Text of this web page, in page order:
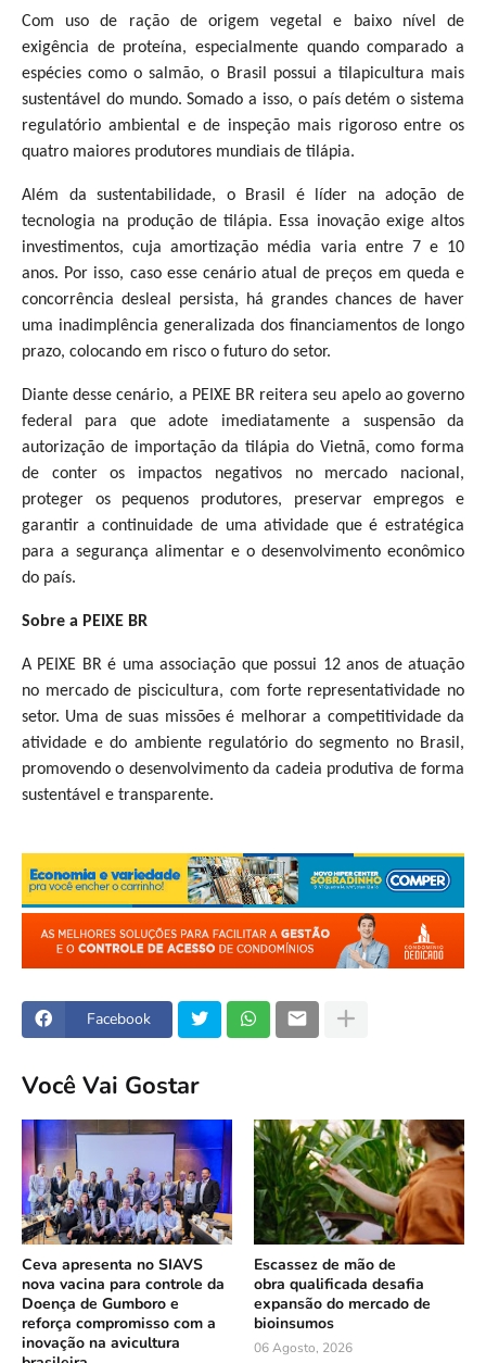
Com uso de ração de origem vegetal e baixo nível de
exigência de proteína, especialmente quando comparado a
espécies como o salmão, o Brasil possui a tilapicultura mais
sustentável do mundo. Somado a isso, o país detém o sistema
regulatório ambiental e de inspeção mais rigoroso entre os
quatro maiores produtores mundiais de tilápia.
Além da sustentabilidade, o Brasil é líder na adoção de
tecnologia na produção de tilápia. Essa inovação exige altos
investimentos, cuja amortização média varia entre 7 e 10
anos. Por isso, caso esse cenário atual de preços em queda e
concorrência desleal persista, há grandes chances de haver
uma inadimplência generalizada dos financiamentos de longo
prazo, colocando em risco o futuro do setor.
Diante desse cenário, a PEIXE BR reitera seu apelo ao governo
federal para que adote imediatamente a suspensão da
autorização de importação da tilápia do Vietnã, como forma
de conter os impactos negativos no mercado nacional,
proteger os pequenos produtores, preservar empregos e
garantir a continuidade de uma atividade que é estratégica
para a segurança alimentar e o desenvolvimento econômico
do país.
Sobre a PEIXE BR
A PEIXE BR é uma associação que possui 12 anos de atuação
no mercado de piscicultura, com forte representatividade no
setor. Uma de suas missões é melhorar a competitividade da
atividade e do ambiente regulatório do segmento no Brasil,
promovendo o desenvolvimento da cadeia produtiva de forma
sustentável e transparente.
Facebook
Você Vai Gostar
Ceva apresenta no SIAVS
nova vacina para controle da
Doença de Gumboro e
reforça compromisso com a
inovação na avicultura
Escassez de mão de
obra qualificada desafia
expansão do mercado de
bioinsumos
06 Agosto, 2026